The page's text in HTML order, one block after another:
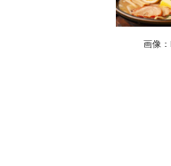
IT
画像